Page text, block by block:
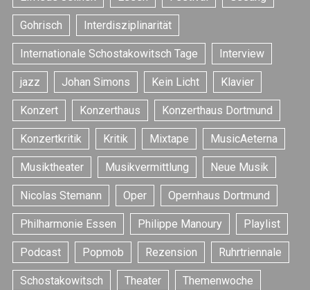
Gohrisch Interdisziplinarität
Internationale Schostakowitsch Tage Interview
jazz Johan Simons Kein Licht Klavier
Konzert Konzerthaus Konzerthaus Dortmund
Konzertkritik Kritik Mixtape MusicAeterna
Musiktheater Musikvermittlung Neue Musik
Nicolas Stemann Oper Opernhaus Dortmund
Philharmonie Essen Philippe Manoury Playlist
Podcast Popmob Rezension Ruhrtriennale
Schostakowitsch Theater Themenwoche